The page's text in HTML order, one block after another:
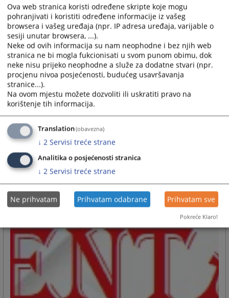
Brzi linkovi
Ova web stranica koristi određene skripte koje mogu
pohranjivati i koristiti određene informacije iz vašeg
browsera i vašeg uređaja (npr. IP adresa uređaja, varijable o
sesiji unutar browsera, ...).
Neke od ovih informacija su nam neophodne i bez njih web
stranica ne bi mogla fukcionisati u svom punom obimu, dok
neke nisu prijeko neophodne a služe za dodatne stvari (npr.
procjenu nivoa posjećenosti, budućeg usavršavanja
stranice...).
Na ovom mjestu možete dozvoliti ili uskratiti pravo na
korištenje tih informacija.
Translation(obavezna)
↓ 2 Servisi treće strane
Analitika o posjećenosti stranica
↓ 2 Servisi treće strane
Ne prihvatam Prihvatam odabrane Prihvatam sve
Pokreće Klaro!